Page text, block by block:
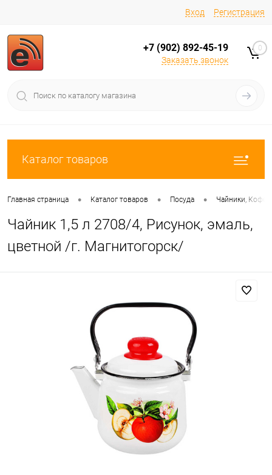
Вход Регистрация
+7 (902) 892-45-19
Заказать звонок
0
Каталог товаров
Главная страница • Каталог товаров • Посуда • Чайники,
Чайник 1,5 л 2708/4, Рисунок, эмаль,
цветной /г. Магнитогорск/